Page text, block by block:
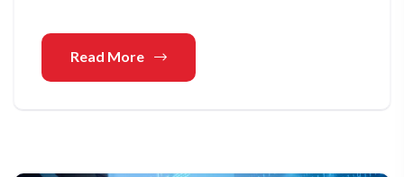
Read More